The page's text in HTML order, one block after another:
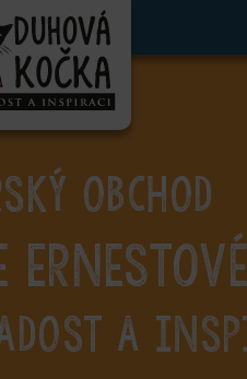
OBCHOD
Ernestové
A